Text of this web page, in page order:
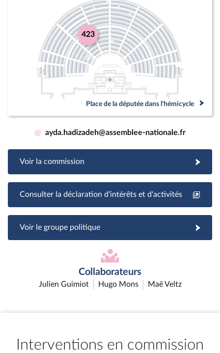
423
Place de la députée dans l'hémicycle
@ ayda.hadizadeh@assemblee-nationale.fr
Voir la commission
Consulter la déclaration d'intérêts et d'activités
Voir le groupe politique
Collaborateurs
Julien Guimiot Hugo Mons Maë Veltz
Interventions en commission